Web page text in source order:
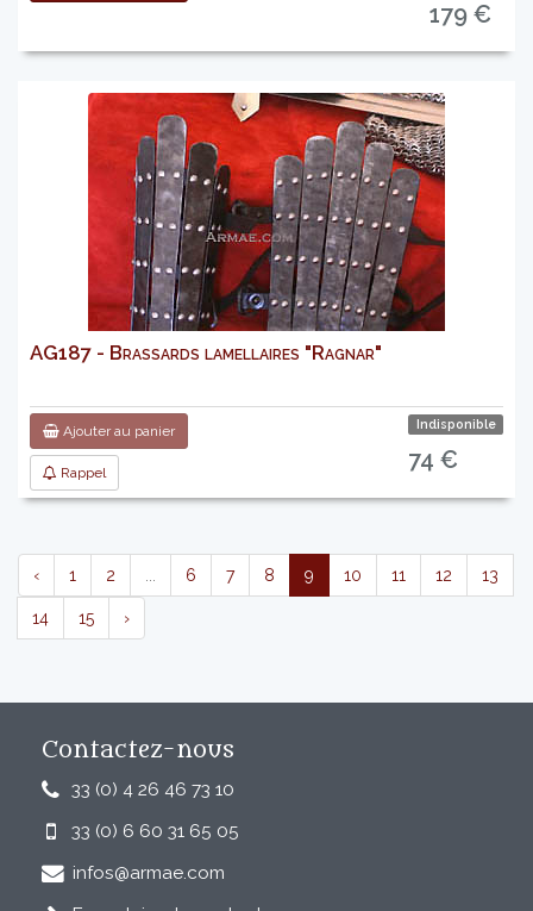
179 €
AG187 - Brassards lamellaires "Ragnar"
Ajouter au panier
Rappel
Indisponible
74 €
‹ 1 2 6 7 8 9 10 11 12 13
14 15 ›
Contactez-nous
33 (0) 4 26 46 73 10
33 (0) 6 60 31 65 05
infos@armae.com